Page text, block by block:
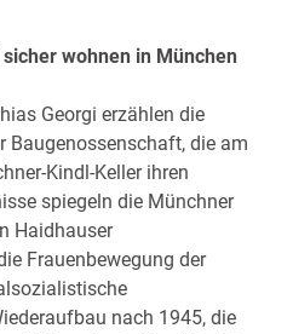
wohnen in München
Georgi erzählen die
Baugenossenschaft, die am
Kindl-Keller ihren
spiegeln die Münchner
Haidhauser
Frauenbewegung der
nach 1945, die